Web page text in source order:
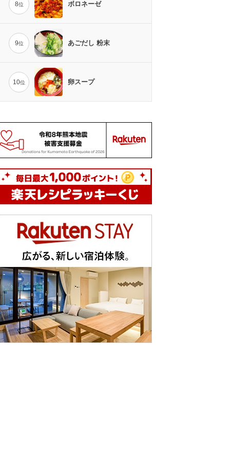
8位 ボロネーゼ
9位 あごだし 粉末
10位 卵スープ